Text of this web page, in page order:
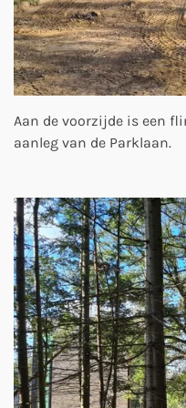
Aan de voorzijde is een
aanleg van de Parklaan.